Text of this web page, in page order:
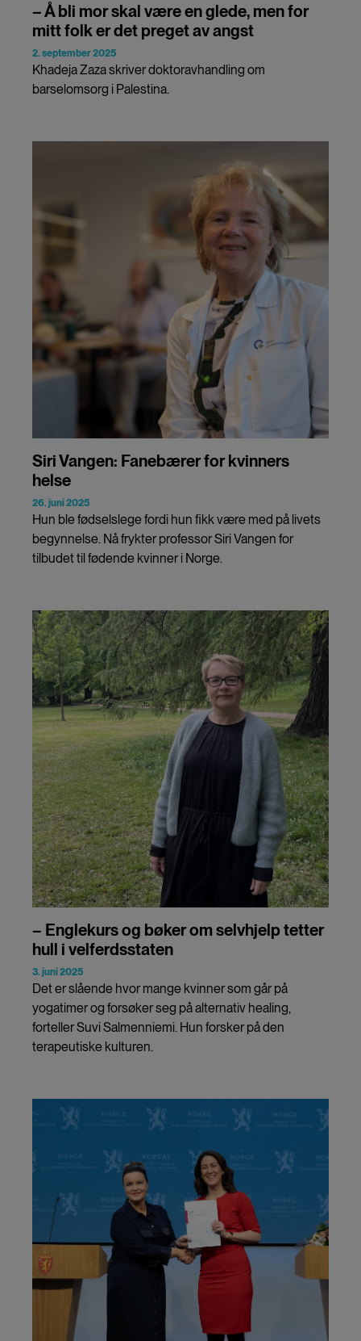
– Å bli mor skal være en glede, men for
mitt folk er det preget av angst
2. september 2025
Khadeja Zaza skriver doktoravhandling om
barselomsorg i Palestina.
Siri Vangen: Fanebærer for kvinners
helse
26. juni 2025
Hun ble fødselslege fordi hun fikk være med på livets
begynnelse. Nå frykter professor Siri Vangen for
tilbudet til fødende kvinner i Norge.
– Englekurs og bøker om selvhjelp tetter
hull i velferdsstaten
3. juni 2025
Det er slående hvor mange kvinner som går på
yogatimer og forsøker seg på alternativ healing,
forteller Suvi Salmenniemi. Hun forsker på den
terapeutiske kulturen.